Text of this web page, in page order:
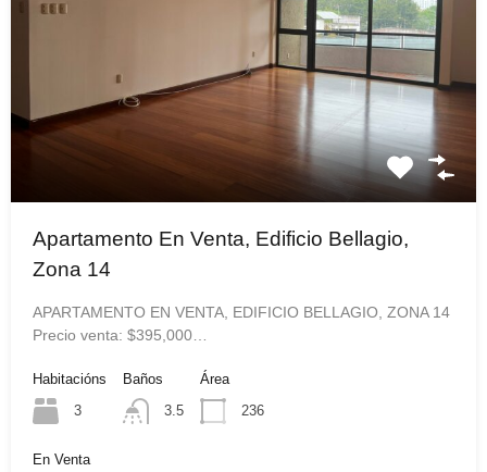
Apartamento En Venta, Edificio Bellagio,
Zona 14
APARTAMENTO EN VENTA, EDIFICIO BELLAGIO, ZONA 14
Precio venta: $395,000…
Habitacións
3
Baños
3.5
Área
236
En Venta